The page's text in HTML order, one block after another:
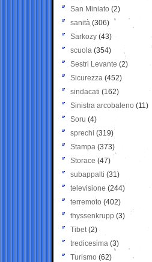
San Miniato (2)
sanità (306)
Sarkozy (43)
scuola (354)
Sestri Levante (2)
Sicurezza (452)
sindacati (162)
Sinistra arcobaleno (11)
Soru (4)
sprechi (319)
Stampa (373)
Storace (47)
subappalti (31)
televisione(244)
terremoto (402)
thyssenkrupp (3)
Tibet(2)
tredicesima (3)
Turismo (62)